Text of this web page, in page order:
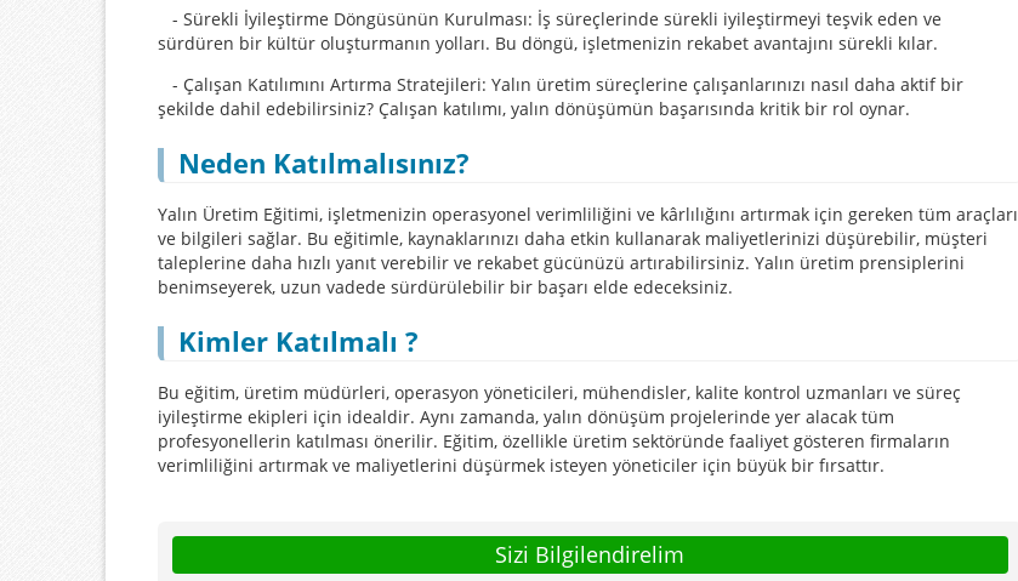
- Sürekli İyileştirme Döngüsünün Kurulması: İş süreçlerinde sürekli iyileştirmeyi teşvik eden ve
sürdüren bir kültür oluşturmanın yolları. Bu döngü, işletmenizin rekabet avantajını sürekli kılar.
- Çalışan Katılımını Artırma Stratejileri: Yalın üretim süreçlerine çalışanlarınızı nasıl daha aktif bir
şekilde dahil edebilirsiniz? Çalışan katılımı, yalın dönüşümün başarısında kritik bir rol oynar.
Neden Katılmalısınız?
Yalın Üretim Eğitimi, işletmenizin operasyonel verimliliğini ve kârlılığını artırmak için gereken tüm araçları
ve bilgileri sağlar. Bu eğitimle, kaynaklarınızı daha etkin kullanarak maliyetlerinizi düşürebilir, müşteri
taleplerine daha hızlı yanıt verebilir ve rekabet gücünüzü artırabilirsiniz. Yalın üretim prensiplerini
benimseyerek, uzun vadede sürdürülebilir bir başarı elde edeceksiniz.
Kimler Katılmalı ?
Bu eğitim, üretim müdürleri, operasyon yöneticileri, mühendisler, kalite kontrol uzmanları ve süreç
iyileştirme ekipleri için idealdir. Aynı zamanda, yalın dönüşüm projelerinde yer alacak tüm
profesyonellerin katılması önerilir. Eğitim, özellikle üretim sektöründe faaliyet gösteren firmaların
verimliliğini artırmak ve maliyetlerini düşürmek isteyen yöneticiler için büyük bir fırsattır.
Sizi Bilgilendirelim